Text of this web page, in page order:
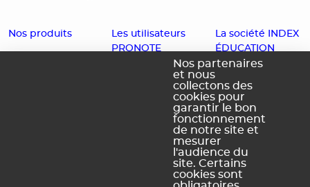
Nos produits
Les utilisateurs
PRONOTE
Enseignants
La société INDEX
ÉDUCATION
Histoire
Offres d'emploi
Contact
Accessibilité :
Partiellement
conforme
Nos partenaires
et nous
collectons des
cookies pour
garantir le bon
fonctionnement
de notre site et
mesurer
l'audience du
site. Certains
cookies sont